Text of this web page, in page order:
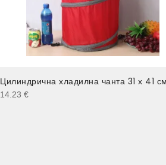
Цилиндрична хладилна чанта 31 х 41 см
14.23 €